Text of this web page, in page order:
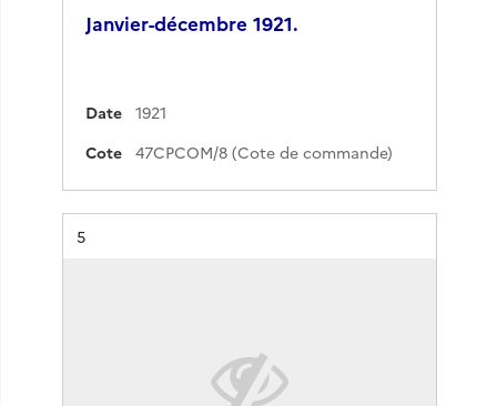
Janvier-décembre 1921.
Date
1921
Cote
47CPCOM/8 (Cote de commande)
Résultat n°
5